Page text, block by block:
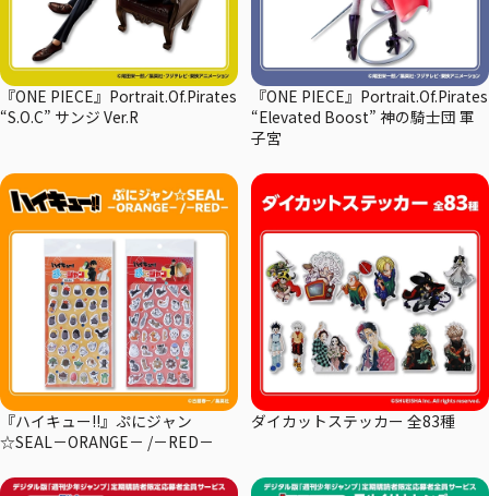
『ONE PIECE』Portrait.Of.Pirates
“S.O.C” サンジ Ver.R
『ONE PIECE』Portrait.Of.Pirates
“Elevated Boost” 神の騎士団 軍
子宮
『ハイキュー!!』ぷにジャン
☆SEAL－ORANGE－ /－RED－
ダイカットステッカー 全83種